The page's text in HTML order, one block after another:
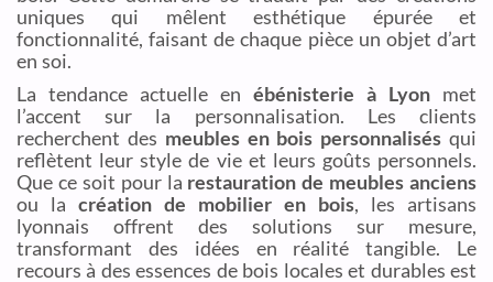
uniques qui mêlent esthétique épurée et
fonctionnalité, faisant de chaque pièce un objet d’art
en soi.
La tendance actuelle en ébénisterie à Lyon met
l’accent sur la personnalisation. Les clients
recherchent des meubles en bois personnalisés qui
reflètent leur style de vie et leurs goûts personnels.
Que ce soit pour la restauration de meubles anciens
ou la création de mobilier en bois, les artisans
lyonnais offrent des solutions sur mesure,
transformant des idées en réalité tangible. Le
recours à des essences de bois locales et durables est